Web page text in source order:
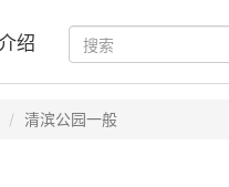
绍
清滨公园一般